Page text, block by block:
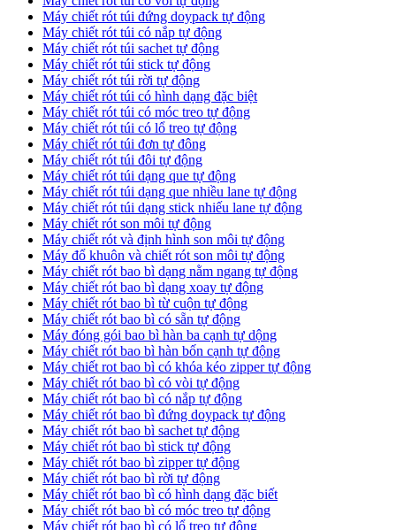
Máy chiết rót túi đứng doypack tự động
Máy chiết rót túi có nắp tự động
Máy chiết rót túi sachet tự động
Máy chiết rót túi stick tự động
Máy chiết rót túi rời tự động
Máy chiết rót túi có hình dạng đặc biệt
Máy chiết rót túi có móc treo tự động
Máy chiết rót túi có lổ treo tự động
Máy chiết rót túi đơn tự đông
Máy chiết rót túi đôi tự động
Máy chiết rót túi dạng que tự động
Máy chiết rót túi dạng que nhiều lane tự động
Máy chiết rót túi dạng stick nhiếu lane tự động
Máy chiết rót son môi tự động
Máy chiết rót và định hình son môi tự động
Máy đổ khuôn và chiết rót son môi tự động
Máy chiết rót bao bì dạng nằm ngang tự động
Máy chiết rót bao bì dạng xoay tự động
Máy chiết rót bao bì từ cuộn tự động
Máy chiết rót bao bì có sẵn tự động
Máy đóng gói bao bì hàn ba cạnh tự dộng
Máy chiết rót bao bì hàn bốn cạnh tự động
Máy chiết rot bao bì có khóa kéo zipper tự động
Máy chiết rót bao bì có vòi tự động
Máy chiết rót bao bì có nắp tự động
Máy chiết rót bao bì đứng doypack tự động
Máy chiết rót bao bì sachet tự động
Máy chiết rót bao bì stick tự động
Máy chiết rót bao bì zipper tự động
Máy chiết rót bao bì rời tự động
Máy chiết rót bao bì có hình dạng đặc biết
Máy chiết rót bao bì có móc treo tự động
Máy chiết rót bao bì có lổ treo tự động